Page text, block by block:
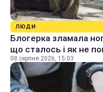
ЛЮДИ
Блогерка зламала
що сталось і як не
08 серпня 2026, 15:03